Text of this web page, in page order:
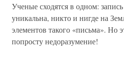
Ученые сходятся в одном:
уникальна, никто и нигде на
элементов такого «письма». Но
попросту недоразумение!